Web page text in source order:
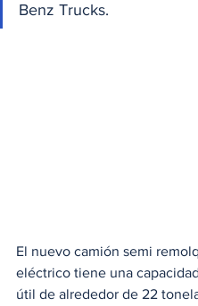
Benz Trucks.
El nuevo camión semi
eléctrico tiene una
útil de alrededor de 22